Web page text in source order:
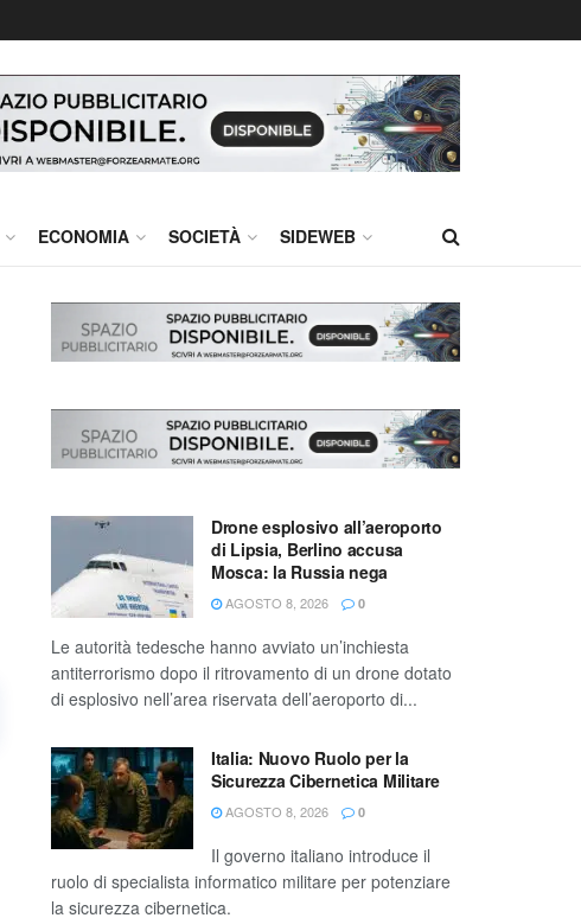
ECONOMIA SOCIETÀ SIDEWEB
Drone esplosivo all’aeroporto
di Lipsia, Berlino accusa
Mosca: la Russia nega
AGOSTO 8, 2026 0
Le autorità tedesche hanno avviato un’inchiesta
antiterrorismo dopo il ritrovamento di un drone dotato
di esplosivo nell’area riservata dell’aeroporto di...
Italia: Nuovo Ruolo per la
Sicurezza Cibernetica Militare
AGOSTO 8, 2026 0
Il governo italiano introduce il
ruolo di specialista informatico militare per potenziare
la sicurezza cibernetica.